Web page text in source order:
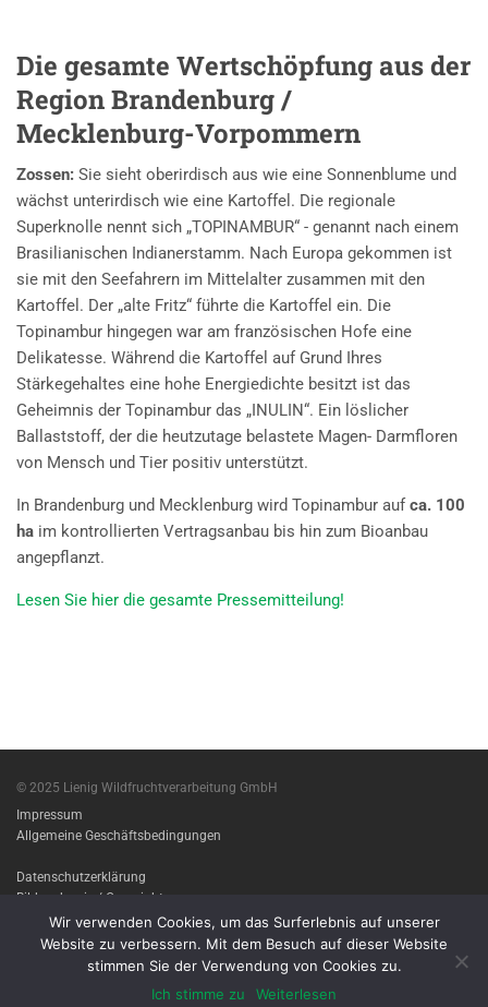
Die gesamte Wertschöpfung aus der
Region Brandenburg /
Mecklenburg-Vorpommern
Zossen: Sie sieht oberirdisch aus wie eine Sonnenblume und
wächst unterirdisch wie eine Kartoffel. Die regionale
Superknolle nennt sich „TOPINAMBUR“ - genannt nach einem
Brasilianischen Indianerstamm. Nach Europa gekommen ist
sie mit den Seefahrern im Mittelalter zusammen mit den
Kartoffel. Der „alte Fritz“ führte die Kartoffel ein. Die
Topinambur hingegen war am französischen Hofe eine
Delikatesse. Während die Kartoffel auf Grund Ihres
Stärkegehaltes eine hohe Energiedichte besitzt ist das
Geheimnis der Topinambur das „INULIN“. Ein löslicher
Ballaststoff, der die heutzutage belastete Magen- Darmfloren
von Mensch und Tier positiv unterstützt.
In Brandenburg und Mecklenburg wird Topinambur aufca. 100
ha im kontrollierten Vertragsanbau bis hin zum Bioanbau
angepflanzt.
Lesen Sie hier die gesamte Pressemitteilung!
© 2025 Lienig Wildfruchtverarbeitung GmbH
Impressum
Allgemeine Geschäftsbedingungen
Datenschutzerklärung
Bildnachweis / Copyright
Imprint
Terms & conditions
Wir verwenden Cookies, um das Surferlebnis auf unserer
Website zu verbessern. Mit dem Besuch auf dieser Website
stimmen Sie der Verwendung von Cookies zu.
Ich stimme zu
Weiterlesen